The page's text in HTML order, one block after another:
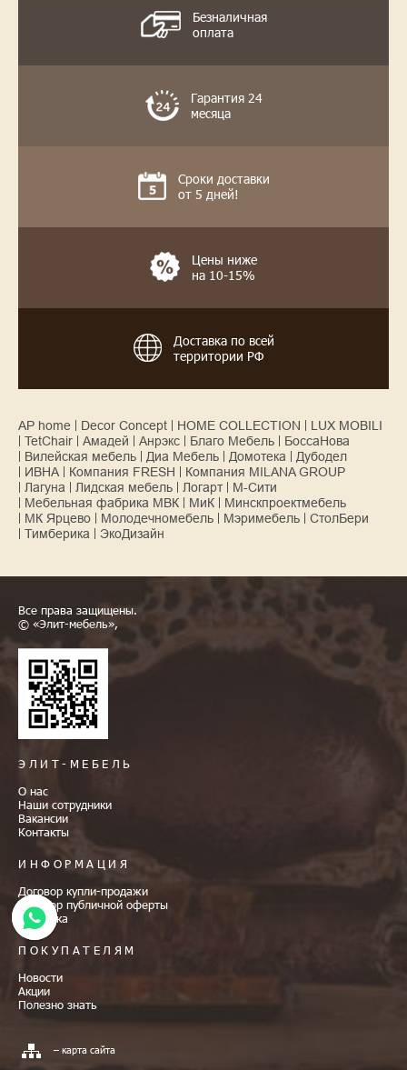
Безналичная
оплата
Гарантия 24
месяца
Сроки доставки
от 5 дней!
Цены ниже
на 10-15%
Доставка по всей
территории РФ
AP home Decor Concept HOME COLLECTION
LUX MOBILI
TetChair
Амадей Анрэкс Благо Мебель
БоссаНова
Вилейская мебель
Диа Мебель Домотека
Дубодел
ИВНА
Компания FRESH
Компания MILANA GROUP
Лагуна
Лидская мебель Логарт
М-Сити
Мебельная фабрика МВК
МиК
Минскпроектмебель
МК Ярцево
Молодечномебель Мэримебель
СтолБери
Тимберика
ЭкоДизайн
Все права защищены.
© «Элит-мебель»,
ЭЛИТ-МЕБЕЛЬ
О нас
Наши сотрудники
Вакансии
Контакты
ИНФОРМАЦИЯ
Договор купли-продажи
Договор публичной оферты
Доставка
ПОКУПАТЕЛЯМ
Новости
Акции
Полезно знать
– карта сайта